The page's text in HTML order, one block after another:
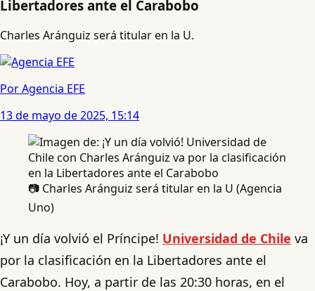
Libertadores ante el Carabobo
Charles Aránguiz será titular en la U.
Por Agencia EFE
13 de mayo de 2025, 15:14
📷 Charles Aránguiz será titular en la U (Agencia
Uno)
¡Y un día volvió el Príncipe! Universidad de Chile va
por la clasificación en la Libertadores ante el
Carabobo. Hoy, a partir de las 20:30 horas, en el